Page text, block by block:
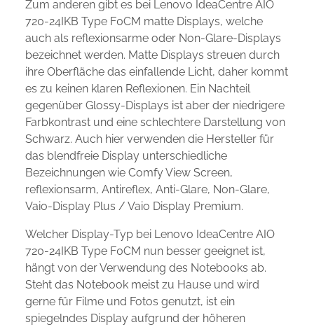
Zum anderen gibt es bei Lenovo IdeaCentre AIO
720-24IKB Type F0CM matte Displays, welche
auch als reflexionsarme oder Non-Glare-Displays
bezeichnet werden. Matte Displays streuen durch
ihre Oberfläche das einfallende Licht, daher kommt
es zu keinen klaren Reflexionen. Ein Nachteil
gegenüber Glossy-Displays ist aber der niedrigere
Farbkontrast und eine schlechtere Darstellung von
Schwarz. Auch hier verwenden die Hersteller für
das blendfreie Display unterschiedliche
Bezeichnungen wie Comfy View Screen,
reflexionsarm, Antireflex, Anti-Glare, Non-Glare,
Vaio-Display Plus / Vaio Display Premium.
Welcher Display-Typ bei Lenovo IdeaCentre AIO
720-24IKB Type F0CM nun besser geeignet ist,
hängt von der Verwendung des Notebooks ab.
Steht das Notebook meist zu Hause und wird
gerne für Filme und Fotos genutzt, ist ein
spiegelndes Display aufgrund der höheren